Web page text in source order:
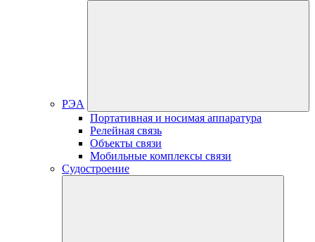
РЭА
Портативная и носимая аппаратура
Релейная связь
Объекты связи
Мобильные комплексы связи
Судостроение